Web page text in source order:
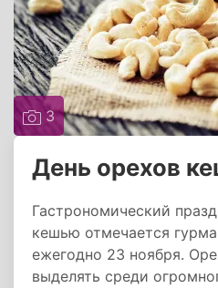
3
День орехов
Гастрономический
кешью отмечается
ежегодно 23 ноября.
выделять среди